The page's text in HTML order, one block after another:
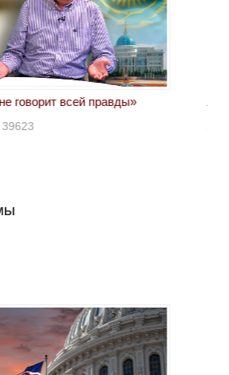
говорит всей правды»
39623